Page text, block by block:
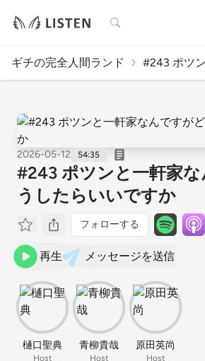
検索
ギチの完全人間ランド #243 ポツ
2026-05-12 54:35
#243 ポツンと一軒家
うしたらいいですか
フォローする
再生 メッセージを送信
樋口聖典
Host
青柳貴哉
Host
原田英尚
Host